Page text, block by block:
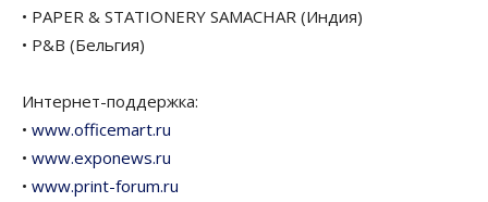
• PAPER & STATIONERY SAMACHAR (Индия)
• P&B (Бельгия)
Интернет-поддержка:
• www.officemart.ru
• www.exponews.ru
• www.print-forum.ru